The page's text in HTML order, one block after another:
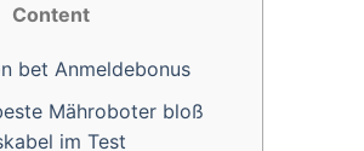
Content
bet Anmeldebonus
Mähroboter bloß
im Test